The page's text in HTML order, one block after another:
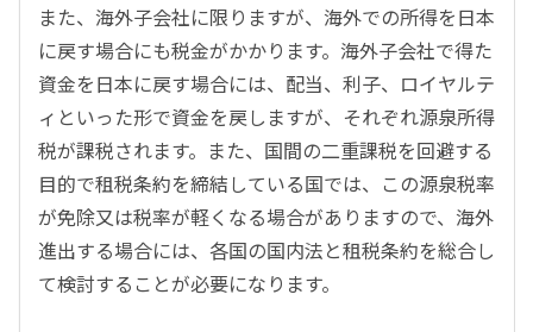
また、海外子会社に限りますが、海外での所得を日本
に戻す場合にも税金がかかります。海外子会社で得た
資金を日本に戻す場合には、配当、利子、ロイヤルテ
ィといった形で資金を戻しますが、それぞれ源泉所得
税が課税されます。また、国間の二重課税を回避する
目的で租税条約を締結している国では、この源泉税率
が免除又は税率が軽くなる場合がありますので、海外
進出する場合には、各国の国内法と租税条約を総合し
て検討することが必要になります。